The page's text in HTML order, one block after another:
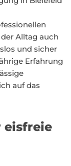
Alltag auch
und sicher
Erfahrung
auf das
eisfreie